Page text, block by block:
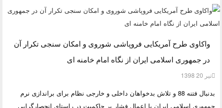
واکاوی طرح آمریکایی فروپاشی شوروی و امکان سنجی تکرار آن
در جمهوری اسلامی ایران از نگاه امام خامنه ای
تیر 20 1398
بدنبالفتنه 88 و تلاش بدخواهان داخلی و خارجی نظام برای براندازی نرم
جمهوری اسلامی ایران یا اعمال فشار بر حاکمیت در راستای انحصارگرایی